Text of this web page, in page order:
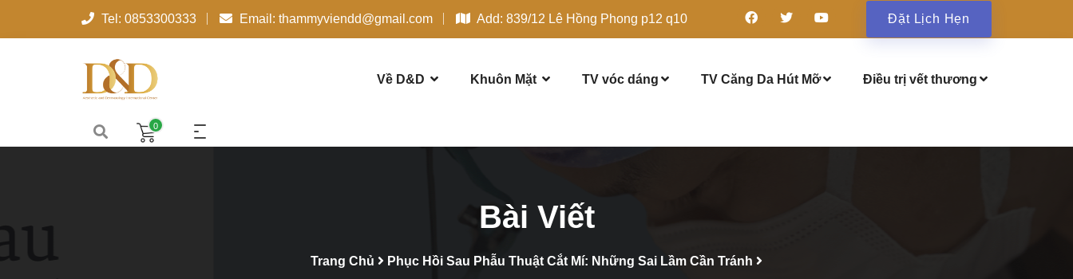
Tel: 0853300333 Email: thammyviendd@gmail.com Add: 839/12 Lê Hồng Phong p12 q10 Đặt Lịch Hẹn
Về D&D Khuôn Mặt TV vóc dáng TV Căng Da Hút Mỡ Điều trị vết thương
0
Bài Viết
Trang Chủ Phục Hồi Sau Phẫu Thuật Cắt Mí: Những Sai Lầm Cần Tránh